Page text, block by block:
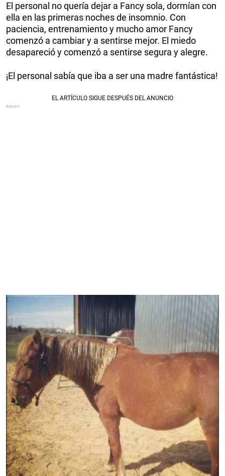
El personal no quería dejar a Fancy sola, dormían con
ella en las primeras noches de insomnio. Con
paciencia, entrenamiento y mucho amor Fancy
comenzó a cambiar y a sentirse mejor. El miedo
desapareció y comenzó a sentirse segura y alegre.
¡El personal sabía que iba a ser una madre fantástica!